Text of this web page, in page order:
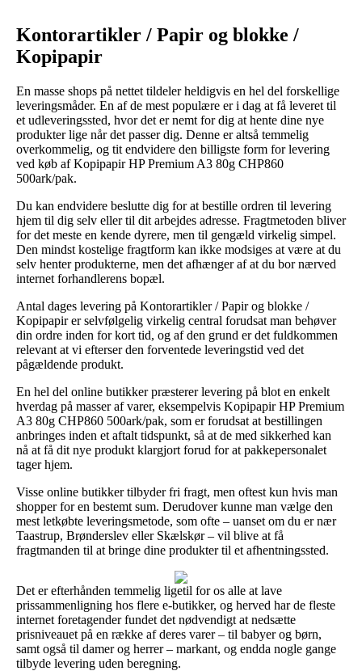
Kontorartikler / Papir og blokke /
Kopipapir
En masse shops på nettet tildeler heldigvis en hel del forskellige
leveringsmåder. En af de mest populære er i dag at få leveret til
et udleveringssted, hvor det er nemt for dig at hente dine nye
produkter lige når det passer dig. Denne er altså temmelig
overkommelig, og tit endvidere den billigste form for levering
ved køb af Kopipapir HP Premium A3 80g CHP860
500ark/pak.
Du kan endvidere beslutte dig for at bestille ordren til levering
hjem til dig selv eller til dit arbejdes adresse. Fragtmetoden bliver
for det meste en kende dyrere, men til gengæld virkelig simpel.
Den mindst kostelige fragtform kan ikke modsiges at være at du
selv henter produkterne, men det afhænger af at du bor nærved
internet forhandlerens bopæl.
Antal dages levering på Kontorartikler / Papir og blokke /
Kopipapir er selvfølgelig virkelig central forudsat man behøver
din ordre inden for kort tid, og af den grund er det fuldkommen
relevant at vi efterser den forventede leveringstid ved det
pågældende produkt.
En hel del online butikker præsterer levering på blot en enkelt
hverdag på masser af varer, eksempelvis Kopipapir HP Premium
A3 80g CHP860 500ark/pak, som er forudsat at bestillingen
anbringes inden et aftalt tidspunkt, så at de med sikkerhed kan
nå at få dit nye produkt klargjort forud for at pakkepersonalet
tager hjem.
Visse online butikker tilbyder fri fragt, men oftest kun hvis man
shopper for en bestemt sum. Derudover kunne man vælge den
mest letkøbte leveringsmetode, som ofte – uanset om du er nær
Taastrup, Brønderslev eller Skælskør – vil blive at få
fragtmanden til at bringe dine produkter til et afhentningssted.
Det er efterhånden temmelig ligetil for os alle at lave
prissammenligning hos flere e-butikker, og herved har de fleste
internet foretagender fundet det nødvendigt at nedsætte
prisniveauet på en række af deres varer – til babyer og børn,
samt også til damer og herrer – markant, og endda nogle gange
tilbyde levering uden beregning.